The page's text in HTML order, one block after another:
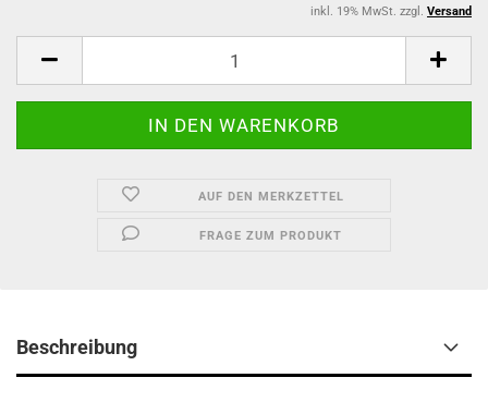
inkl. 19% MwSt. zzgl. Versand
AUF DEN MERKZETTEL
FRAGE ZUM PRODUKT
Beschreibung